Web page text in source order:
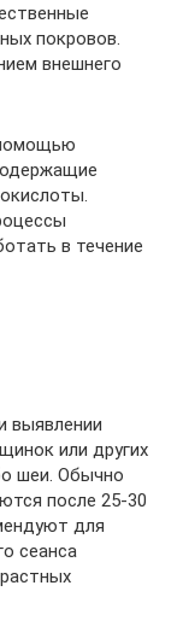
покровов.
внешнего
в течение
выявлении
или других
шеи. Обычно
после 25-30
для
сеанса